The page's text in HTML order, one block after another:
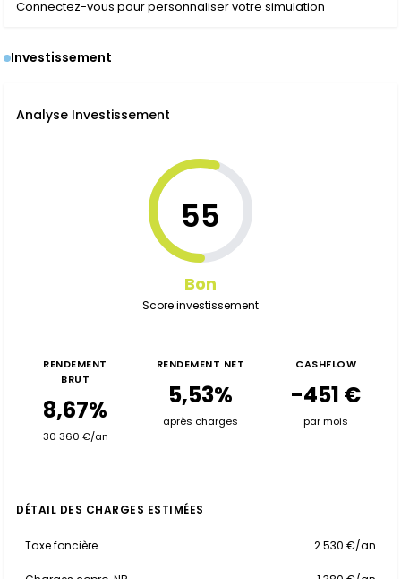
Connectez-vous pour personnaliser votre simulation
Investissement
Analyse Investissement
55
Bon
Score investissement
RENDEMENT
BRUT
8,67%
30 360 €/an
RENDEMENT NET
5,53%
après charges
CASHFLOW
-451 €
par mois
DÉTAIL DES CHARGES ESTIMÉES
Taxe foncière 2 530 €/an